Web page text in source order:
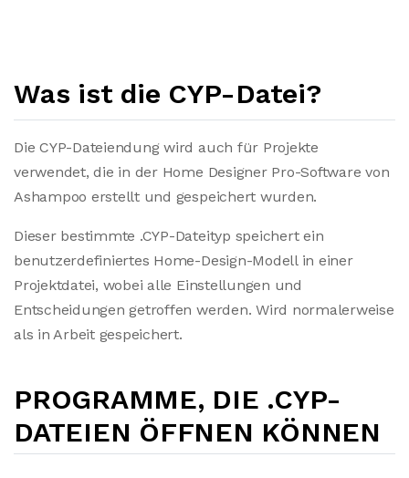
Was ist die CYP-Datei?
Die CYP-Dateiendung wird auch für Projekte
verwendet, die in der Home Designer Pro-Software von
Ashampoo erstellt und gespeichert wurden.
Dieser bestimmte .CYP-Dateityp speichert ein
benutzerdefiniertes Home-Design-Modell in einer
Projektdatei, wobei alle Einstellungen und
Entscheidungen getroffen werden. Wird normalerweise
als in Arbeit gespeichert.
PROGRAMME, DIE .CYP-
DATEIEN ÖFFNEN KÖNNEN